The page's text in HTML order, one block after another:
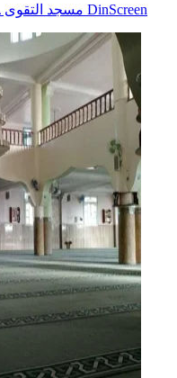
مسجد التقوى DinScreen